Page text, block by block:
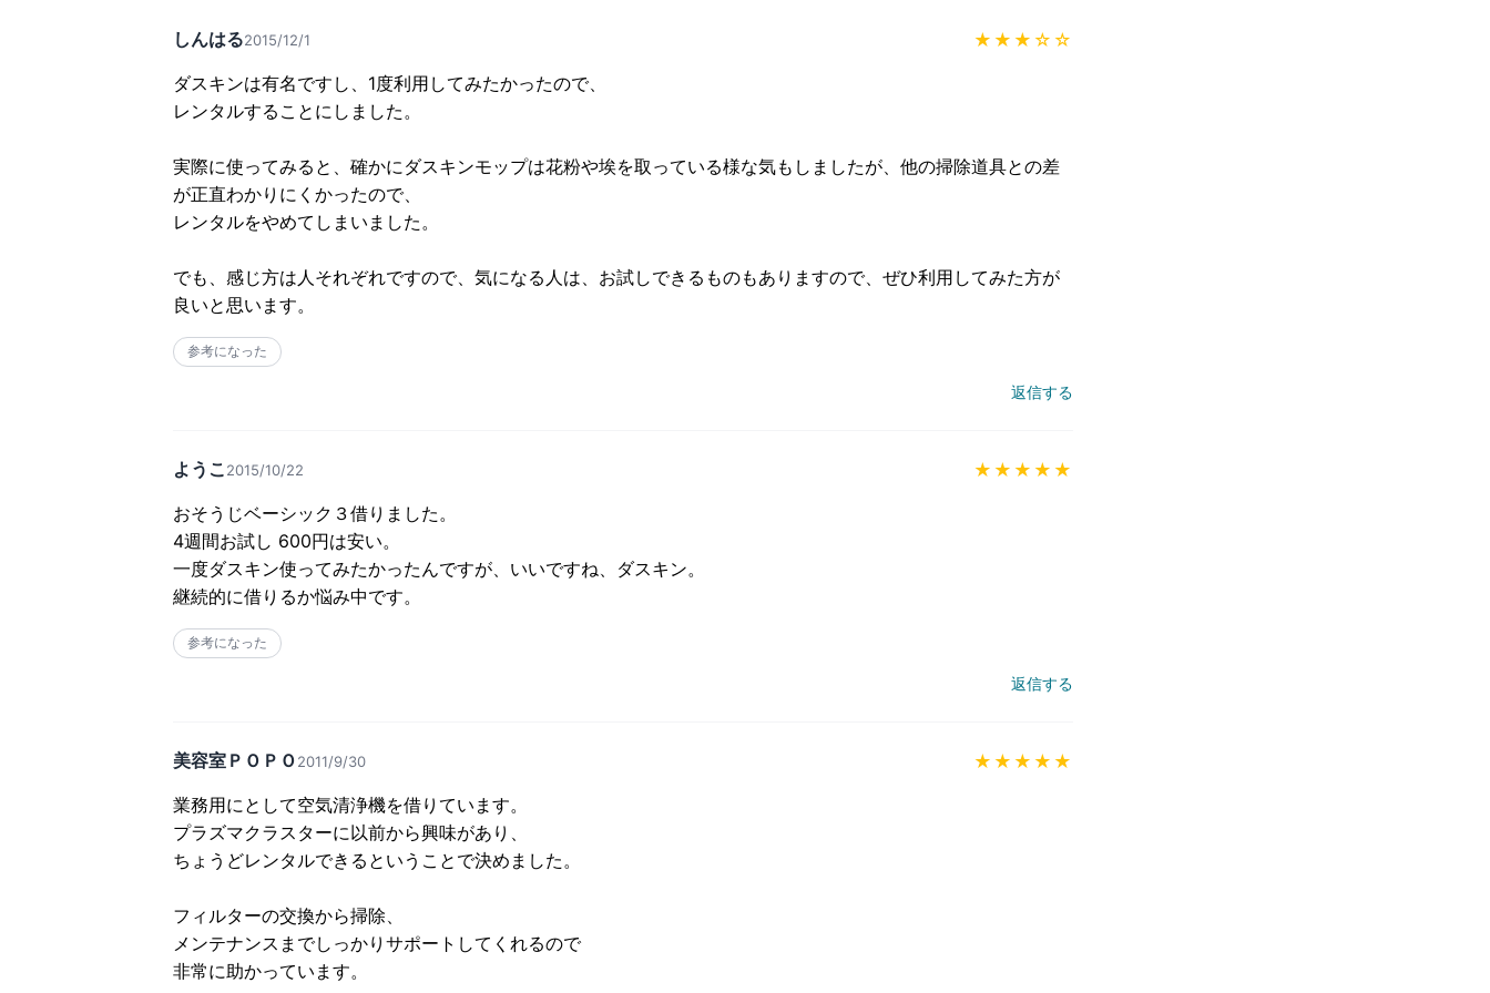
しんはる2015/12/1 ★★★ ☆☆
ダスキンは有名ですし、1度利用してみたかったので、
レンタルすることにしました。
実際に使ってみると、確かにダスキンモップは花粉や埃を取っている様な気もしましたが、他の掃除道具との差
が正直わかりにくかったので、
レンタルをやめてしまいました。
でも、感じ方は人それぞれですので、気になる人は、お試しできるものもありますので、ぜひ利用してみた方が
良いと思います。
参考になった
返信する
ようこ 2015/10/22
★★★★★
おそうじベーシック３借りました。
4週間お試し 600円は安い。
一度ダスキン使ってみたかったんですが、いいですね、ダスキン。
継続的に借りるか悩み中です。
参考になった
返信する
美容室ＰＯＰＯ2011/9/30
★★★★★
業務用にとして空気清浄機を借りています。
プラズマクラスターに以前から興味があり、
ちょうどレンタルできるということで決めました。
フィルターの交換から掃除、
メンテナンスまでしっかりサポートしてくれるので
非常に助かっています。